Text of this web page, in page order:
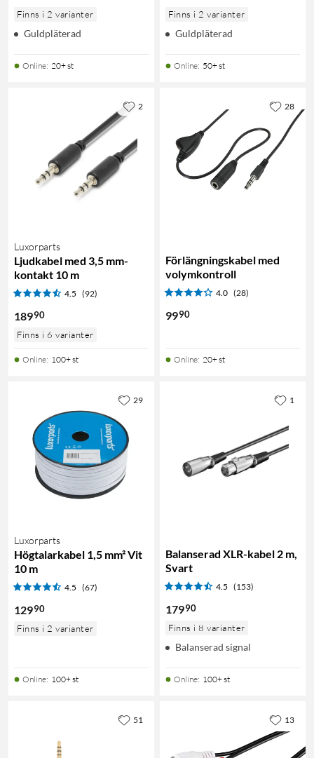
Finns i 2 varianter
Guldpläterad
Online: 20+ st
Finns i 2 varianter
Guldpläterad
Online: 50+ st
Luxorparts
Ljudkabel med 3,5 mm-
kontakt 10 m
4.5 (92)
18990
Finns i 6 varianter
Online: 100+ st
2
Förlängningskabel med
volymkontroll
4.0 (28)
9990
Online: 20+ st
28
Luxorparts
Högtalarkabel 1,5 mm² Vit
10 m
4.5 (67)
12990
Finns i 2 varianter
Online: 100+ st
29
Balanserad XLR-kabel 2 m,
Svart
4.5 (153)
17990
Finns i 8 varianter
Balanserad signal
Online: 100+ st
1
51 13